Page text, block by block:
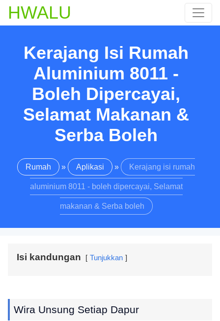
HWALU
Kerajang Isi Rumah
Aluminium 8011 -
Boleh Dipercayai,
Selamat Makanan &
Serba Boleh
Rumah » Aplikasi » Kerajang isi rumah
aluminium 8011 - boleh dipercayai, Selamat
makanan & Serba boleh
Isi kandungan Tunjukkan
Wira Unsung Setiap Dapur